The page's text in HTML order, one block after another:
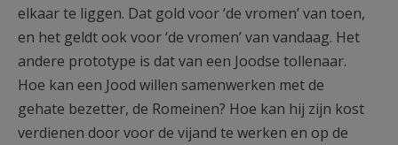
elkaar te liggen. Dat gold voor ‘de vromen’ van toen,
en het geldt ook voor ‘de vromen’ van vandaag. Het
andere prototype is dat van een Joodse tollenaar.
Hoe kan een Jood willen samenwerken met de
gehate bezetter, de Romeinen? Hoe kan hij zijn kost
verdienen door voor de vijand te werken en op de